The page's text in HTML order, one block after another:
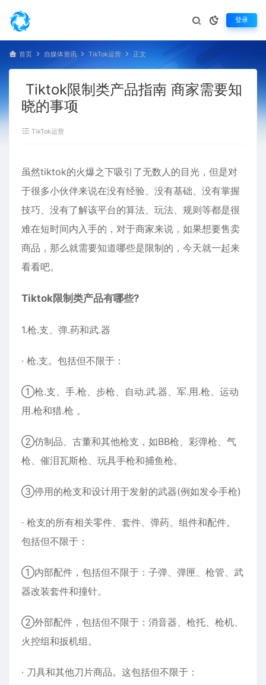
登录
首页 自媒体资讯 TikTok运营 正文
Tiktok限制类产品指南 商家需要知
晓的事项
TikTok运营
虽然tiktok的火爆之下吸引了无数人的目光，但是对
于很多小伙伴来说在没有经验、没有基础、没有掌握
技巧、没有了解该平台的算法、玩法、规则等都是很
难在短时间内入手的，对于商家来说，如果想要售卖
商品，那么就需要知道哪些是限制的，今天就一起来
看看吧。
Tiktok限制类产品有哪些?
1.枪.支、弹.药和武.器
· 枪.支。包括但不限于：
①枪.支、手.枪、步枪、自动.武.器、军.用.枪、运动
用.枪和猎.枪 。
②仿制品、古董和其他枪支，如BB枪、彩弹枪、气
枪、催泪瓦斯枪、玩具手枪和捕鱼枪。
③停用的枪支和设计用于发射的武器(例如发令手枪)
· 枪支的所有相关零件、套件、弹药、组件和配件。
包括但不限于：
①内部配件，包括但不限于：子弹、弹匣、枪管、武
器改装套件和撞针。
②外部配件，包括但不限于：消音器、枪托、枪机、
火控组和扳机组。
· 刀具和其他刀片商品。这包括但不限于：